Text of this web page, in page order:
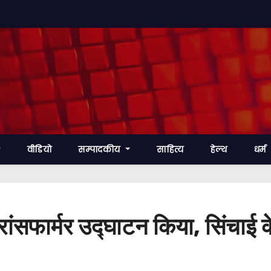
वीडियो सम्पादकीय साहित्य हेल्थ धर्म
उद्घाटन किया, सिंचाई